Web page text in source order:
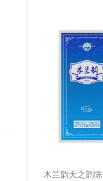
木兰韵天之韵